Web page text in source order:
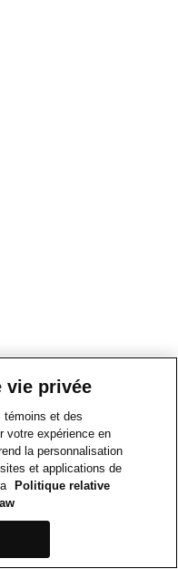
vie privée
témoins et des
votre expérience en
la personnalisation
et applications de
Politique relative